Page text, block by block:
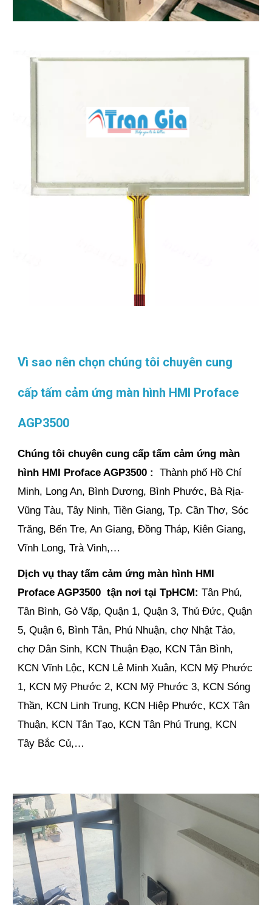
Vì sao nên chọn chúng tôi chuyên cung
cấp tấm cảm ứng màn hình HMI Proface
AGP3500
Chúng tôi chuyên cung cấp tấm cảm ứng màn
hình HMI Proface AGP3500 : Thành phố Hồ Chí
Minh, Long An, Bình Dương, Bình Phước, Bà Rịa-
Vũng Tàu, Tây Ninh, Tiền Giang, Tp. Cần Thơ, Sóc
Trăng, Bến Tre, An Giang, Đồng Tháp, Kiên Giang,
Vĩnh Long, Trà Vinh,…
Dịch vụ thay tấm cảm ứng màn hình HMI
Proface AGP3500 tận nơi tại TpHCM:Tân Phú,
Tân Bình, Gò Vấp, Quận 1, Quận 3, Thủ Đức, Quận
5, Quận 6, Bình Tân, Phú Nhuận, chợ Nhật Tảo,
chợ Dân Sinh, KCN Thuận Đạo, KCN Tân Bình,
KCN Vĩnh Lộc, KCN Lê Minh Xuân, KCN Mỹ Phước
1, KCN Mỹ Phước 2, KCN Mỹ Phước 3, KCN Sóng
Thần, KCN Linh Trung, KCN Hiệp Phước, KCX Tân
Thuận, KCN Tân Tạo, KCN Tân Phú Trung, KCN
Tây Bắc Củ,…